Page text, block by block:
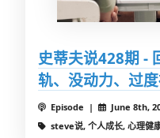
史蒂夫说428期 -
轨、没动力、过
Episode | June 8th,
steve说, 个人成长, 心理健